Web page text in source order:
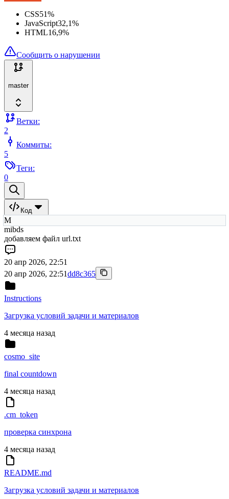
CSS51%
JavaScript32,1%
HTML16,9%
Сообщить о нарушении
master
Ветки:
2
Коммиты:
5
Теги:
0
Код
M
mibds
добавляем файл url.txt
20 апр 2026, 22:51
20 апр 2026, 22:51dd8c365
Instructions
Загрузка условий задачи и материалов
4 месяца назад
cosmo_site
final countdown
4 месяца назад
.cm_token
проверка синхрона
4 месяца назад
README.md
Загрузка условий задачи и материалов